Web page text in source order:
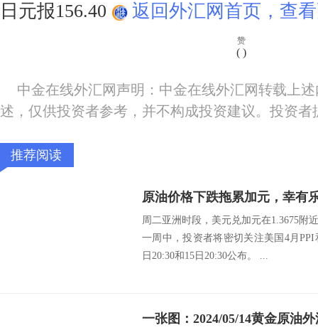
日元报156.40
返回外汇网首页，查
赞
( )
中金在线外汇网声明：中金在线外汇网转载上
述，仅供投资者参考，并不构成投资建议。投资
推荐阅读
原油价格下跌拖累加元，幸有
周二亚洲时段，美元兑加元在1.3675附
一周中，投资者将密切关注美国4月
日20:30和15日20:30公布。 ...